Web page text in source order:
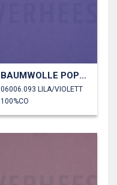
BAUMWOLLE POPELINE
06006.093 LILA/VIOLETT
100%CO